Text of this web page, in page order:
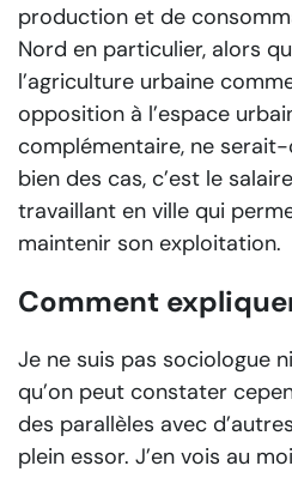
production et de
Nord en particulier, alors
l’agriculture urbaine
opposition à l’espace
complémentaire, ne
bien des cas, c’est le
travaillant en ville qui
maintenir son exploitation.
Comment
Je ne suis pas sociologue
qu’on peut constater
des parallèles avec
plein essor. J’en vois au